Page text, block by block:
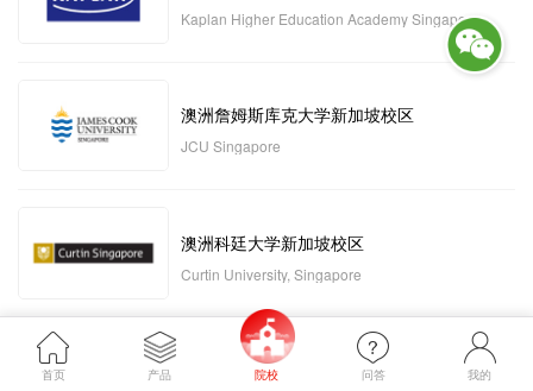
Kaplan Higher Education Academy Singapore
澳洲詹姆斯库克大学新加坡校区
JCU Singapore
澳洲科廷大学新加坡校区
Curtin University, Singapore
新加坡管理发展学院MDIS
首页 产品 院校 问答 我的